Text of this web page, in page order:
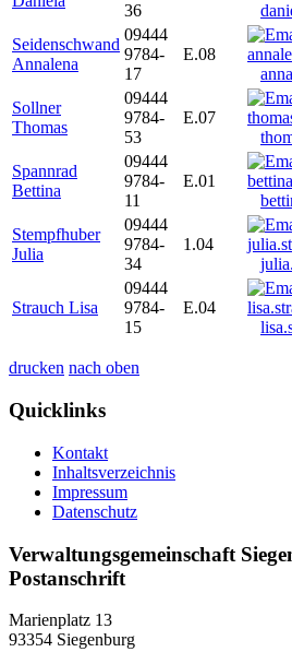
36
Seidenschwand
Annalena
09444
9784-
17
E.08
Sollner
Thomas
09444
9784-
53
E.07
Spannrad
Bettina
09444
9784-
11
E.01
Stempfhuber
Julia
09444
9784-
34
1.04
Strauch Lisa
09444
9784-
15
E.04
drucken nach oben
Quicklinks
Kontakt
Inhaltsverzeichnis
Impressum
Datenschutz
Verwaltungsgemeinschaft
Postanschrift
Marienplatz 13
93354 Siegenburg